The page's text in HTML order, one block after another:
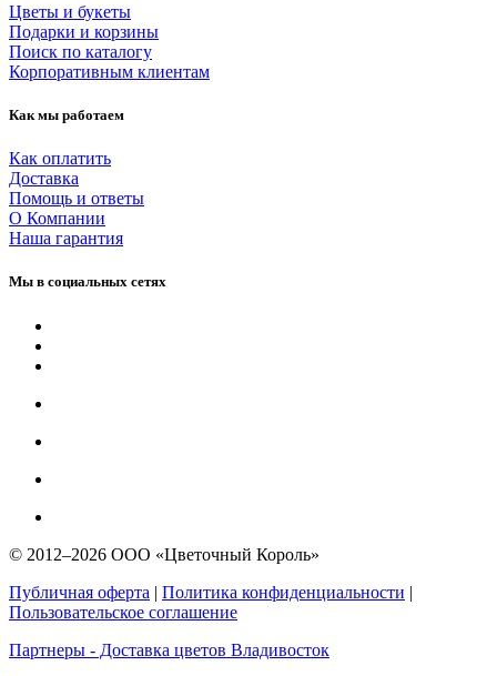
Цветы и букеты
Подарки и корзины
Поиск по каталогу
Корпоративным клиентам
Как мы работаем
Как оплатить
Доставка
Помощь и ответы
О Компании
Наша гарантия
Мы в социальных сетях
© 2012–2026 ООО «Цветочный Король»
Публичная оферта | Политика конфиденциальности |
Пользовательское соглашение
Партнеры - Доставка цветов Владивосток